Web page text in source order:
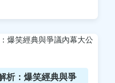
析：爆笑經典與爭